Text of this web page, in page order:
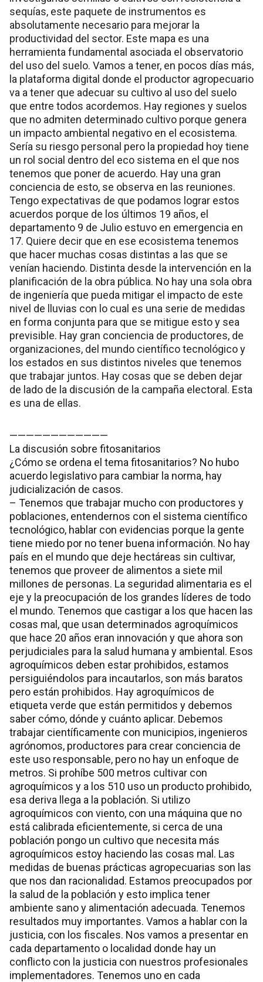
sequías, este paquete de instrumentos es
absolutamente necesario para mejorar la
productividad del sector. Este mapa es una
herramienta fundamental asociada el observatorio
del uso del suelo. Vamos a tener, en pocos días más,
la plataforma digital donde el productor agropecuario
va a tener que adecuar su cultivo al uso del suelo
que entre todos acordemos. Hay regiones y suelos
que no admiten determinado cultivo porque genera
un impacto ambiental negativo en el ecosistema.
Sería su riesgo personal pero la propiedad hoy tiene
un rol social dentro del eco sistema en el que nos
tenemos que poner de acuerdo. Hay una gran
conciencia de esto, se observa en las reuniones.
Tengo expectativas de que podamos lograr estos
acuerdos porque de los últimos 19 años, el
departamento 9 de Julio estuvo en emergencia en
17. Quiere decir que en ese ecosistema tenemos
que hacer muchas cosas distintas a las que se
venían haciendo. Distinta desde la intervención en la
planificación de la obra pública. No hay una sola obra
de ingeniería que pueda mitigar el impacto de este
nivel de lluvias con lo cual es una serie de medidas
en forma conjunta para que se mitigue esto y sea
previsible. Hay gran conciencia de productores, de
organizaciones, del mundo científico tecnológico y
los estados en sus distintos niveles que tenemos
que trabajar juntos. Hay cosas que se deben dejar
de lado de la discusión de la campaña electoral. Esta
es una de ellas.
————————————
La discusión sobre fitosanitarios
¿Cómo se ordena el tema fitosanitarios? No hubo
acuerdo legislativo para cambiar la norma, hay
judicialización de casos.
– Tenemos que trabajar mucho con productores y
poblaciones, entendernos con el sistema científico
tecnológico, hablar con evidencias porque la gente
tiene miedo por no tener buena información. No hay
país en el mundo que deje hectáreas sin cultivar,
tenemos que proveer de alimentos a siete mil
millones de personas. La seguridad alimentaria es el
eje y la preocupación de los grandes líderes de todo
el mundo. Tenemos que castigar a los que hacen las
cosas mal, que usan determinados agroquímicos
que hace 20 años eran innovación y que ahora son
perjudiciales para la salud humana y ambiental. Esos
agroquímicos deben estar prohibidos, estamos
persiguiéndolos para incautarlos, son más baratos
pero están prohibidos. Hay agroquímicos de
etiqueta verde que están permitidos y debemos
saber cómo, dónde y cuánto aplicar. Debemos
trabajar científicamente con municipios, ingenieros
agrónomos, productores para crear conciencia de
este uso responsable, pero no hay un enfoque de
metros. Si prohíbe 500 metros cultivar con
agroquímicos y a los 510 uso un producto prohibido,
esa deriva llega a la población. Si utilizo
agroquímicos con viento, con una máquina que no
está calibrada eficientemente, si cerca de una
población pongo un cultivo que necesita más
agroquímicos estoy haciendo las cosas mal. Las
medidas de buenas prácticas agropecuarias son las
que nos dan racionalidad. Estamos preocupados por
la salud de la población y esto implica tener
ambiente sano y alimentación adecuada. Tenemos
resultados muy importantes. Vamos a hablar con la
justicia, con los fiscales. Nos vamos a presentar en
cada departamento o localidad donde hay un
conflicto con la justicia con nuestros profesionales
implementadores. Tenemos uno en cada